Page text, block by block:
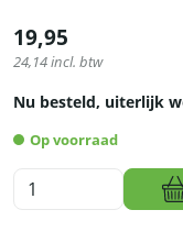
19,95
24,14incl. btw
Nu besteld, uiterlijk
Op voorraad
HCB
Plaat